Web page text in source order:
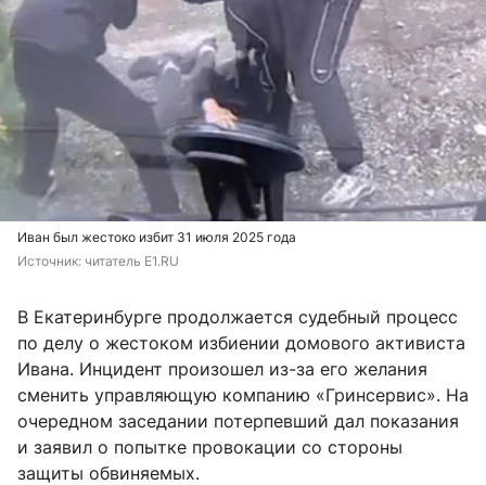
Иван был жестоко избит 31 июля 2025 года
Источник: читатель E1.RU
В Екатеринбурге продолжается судебный процесс
по делу о жестоком избиении домового активиста
Ивана. Инцидент произошел из-за его желания
сменить управляющую компанию «Гринсервис». На
очередном заседании потерпевший дал показания
и заявил о попытке провокации со стороны
защиты обвиняемых.